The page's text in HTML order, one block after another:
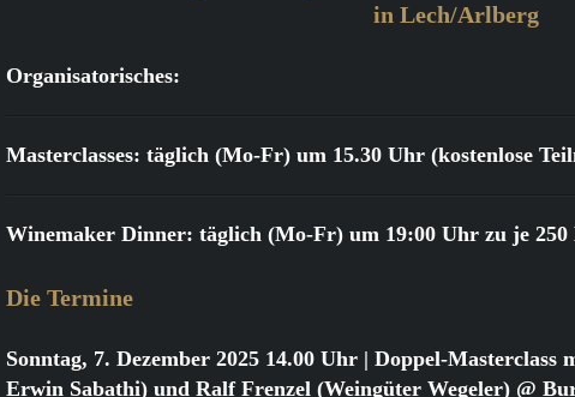
in Lech/Arlberg
Organisatorisches:
Masterclasses: täglich (Mo-Fr) um 15.30 Uhr (kostenlose
Winemaker Dinner: täglich (Mo-Fr) um 19:00 Uhr zu je 250
Die Termine
Sonntag, 7. Dezember 2025 14.00 Uhr | Doppel-Masterclass
Erwin Sabathi) und Ralf Frenzel (Weingüter Wegeler) @